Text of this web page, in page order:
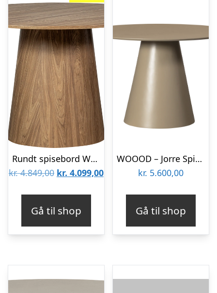
Rundt spisebord WOOOD Maan valnød MDF Ø120 cm
kr.4.849,00 Den
var:
kr. 4.849,00.
kr. 4.099,00Den
kr. 4.099,00.
Gå til shop
WOOOD – Jorre Spisebord MDF Military Brown Ø120 cm – 76x120x120 cm
kr. 5.600,00
Gå til shop